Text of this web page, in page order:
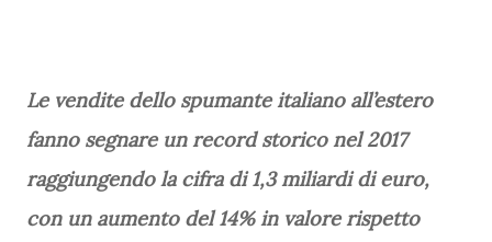
Le vendite dello spumante italiano all’estero
fanno segnare un record storico nel 2017
raggiungendo la cifra di 1,3 miliardi di euro,
con un aumento del 14% in valore rispetto